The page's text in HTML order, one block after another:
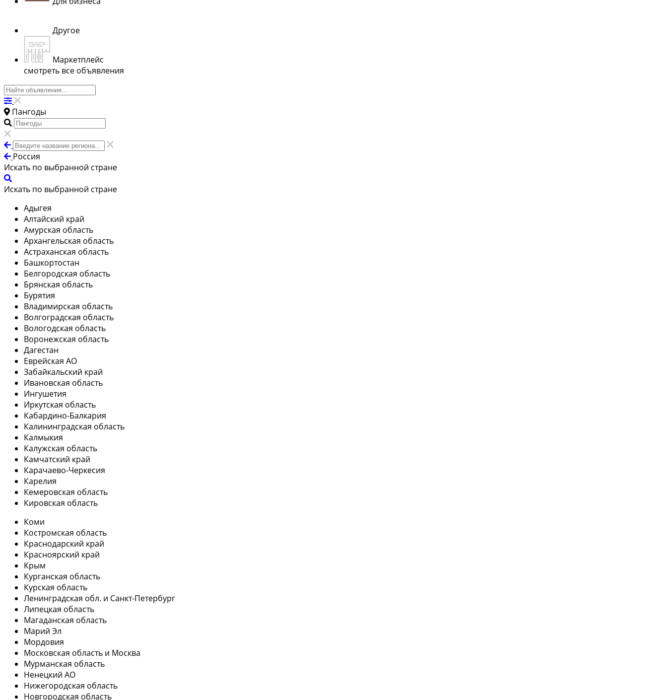
Другое
Маркетплейс
смотреть все объявления
Пангоды
Россия
Искать по выбранной стране
Искать по выбранной стране
Адыгея
Алтайский край
Амурская область
Архангельская область
Астраханская область
Башкортостан
Белгородская область
Брянская область
Бурятия
Владимирская область
Волгоградская область
Вологодская область
Воронежская область
Дагестан
Еврейская АО
Забайкальский край
Ивановская область
Ингушетия
Иркутская область
Кабардино-Балкария
Калининградская область
Калмыкия
Калужская область
Камчатский край
Карачаево-Черкесия
Карелия
Кемеровская область
Кировская область
Коми
Костромская область
Краснодарский край
Красноярский край
Крым
Курганская область
Курская область
Ленинградская обл. и Санкт-Петербург
Липецкая область
Магаданская область
Марий Эл
Мордовия
Московская область и Москва
Мурманская область
Ненецкий АО
Нижегородская область
Новгородская область